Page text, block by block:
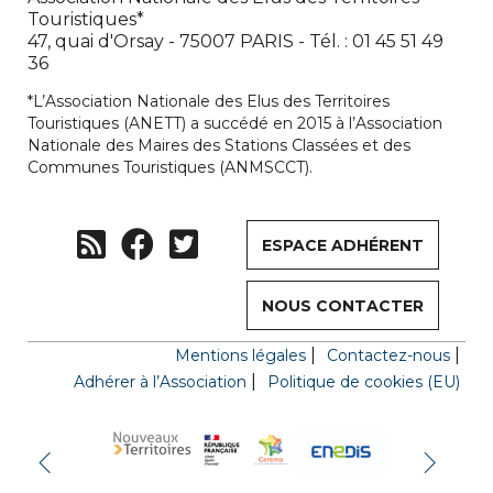
Touristiques*
47, quai d'Orsay - 75007 PARIS - Tél. : 01 45 51 49
36
*L’Association Nationale des Elus des Territoires
Touristiques (ANETT) a succédé en 2015 à l’Association
Nationale des Maires des Stations Classées et des
Communes Touristiques (ANMSCCT).
ESPACE ADHÉRENT
NOUS CONTACTER
Mentions légales
Contactez-nous
Adhérer à l’Association
Politique de cookies (EU)